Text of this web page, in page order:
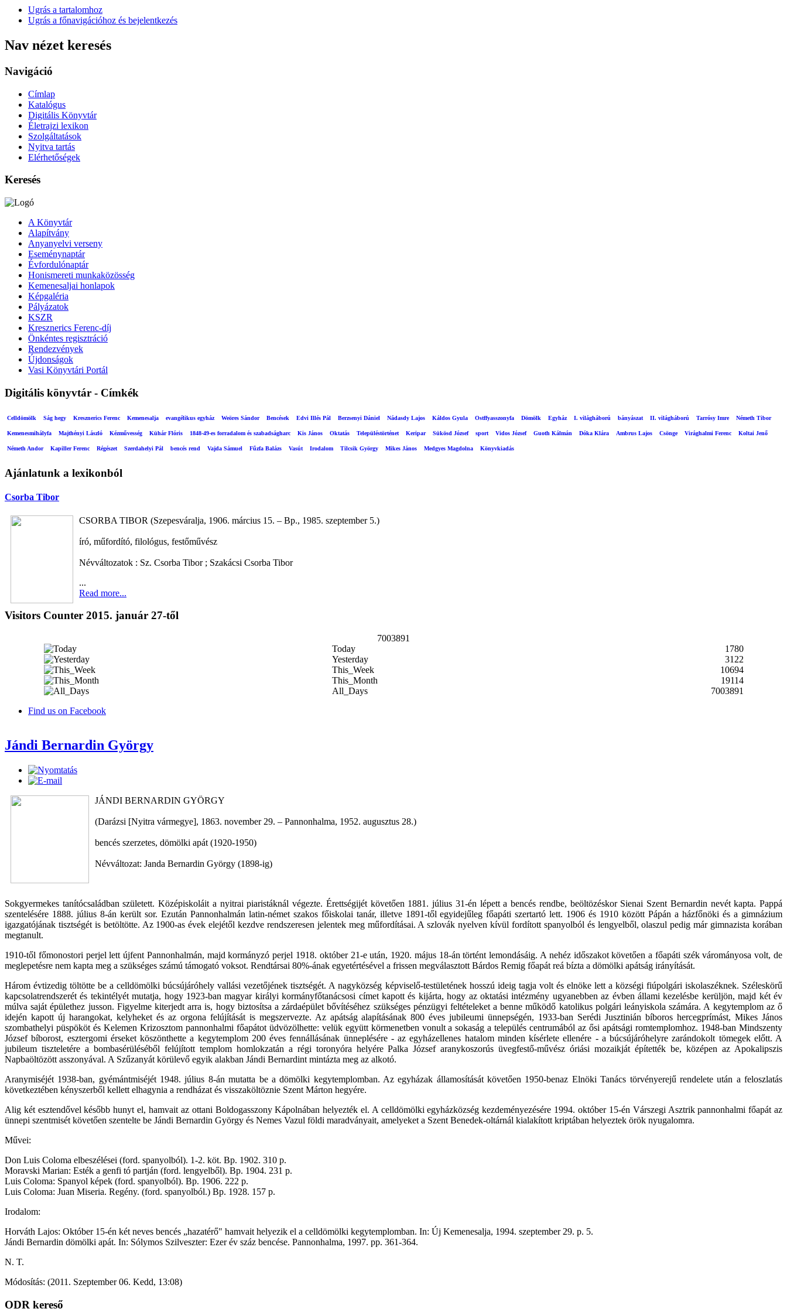
Ugrás a tartalomhoz
Ugrás a főnavigációhoz és bejelentkezés
Nav nézet keresés
Navigáció
Címlap
Katalógus
Digitális Könyvtár
Életrajzi lexikon
Szolgáltatások
Nyitva tartás
Elérhetőségek
Keresés
A Könyvtár
Alapítvány
Anyanyelvi verseny
Eseménynaptár
Évfordulónaptár
Honismereti munkaközösség
Kemenesaljai honlapok
Képgaléria
Pályázatok
KSZR
Kresznerics Ferenc-díj
Önkéntes regisztráció
Rendezvények
Újdonságok
Vasi Könyvtári Portál
Digitális könyvtár - Címkék
Celldömölk Ság hegy Kresznerics Ferenc Kemenesalja evangélikus egyház Weöres Sándor Bencések Edvi Illés Pál Berzsenyi Dániel Nádasdy Lajos Káldos Gyula Ostffyasszonyfa Dömölk Egyház I. világháború bányászat II. világháború Tarrósy Imre Németh Tibor
Kemenesmihályfa Majthényi László Kézművesség Kühár Flóris 1848-49-es forradalom és szabadságharc Kis János Oktatás Településtörténet Keripar Sükösd József sport Vidos József Guoth Kálmán Dóka Klára Ambrus Lajos Csönge Virághalmi Ferenc Koltai Jenő
Németh Andor Kapiller Ferenc Régészet Szerdahelyi Pál bencés rend Vajda Sámuel Fűzfa Balázs Vasút Irodalom Tilcsik György Mikes János Medgyes Magdolna Könyvkiadás
Ajánlatunk a lexikonból
Csorba Tibor
CSORBA TIBOR (Szepesváralja, 1906. március 15. – Bp., 1985. szeptember 5.)
író, műfordító, filológus, festőművész
Névváltozatok : Sz. Csorba Tibor ; Szakácsi Csorba Tibor
...
Read more...
Visitors Counter 2015. január 27-től
7003891
Today
1780
Yesterday
3122
This_Week
10694
This_Month
19114
All_Days
7003891
Find us on Facebook
Jándi Bernardin György
JÁNDI BERNARDIN GYÖRGY
(Darázsi [Nyitra vármegye], 1863. november 29. – Pannonhalma, 1952. augusztus 28.)
bencés szerzetes, dömölki apát (1920-1950)
Névváltozat: Janda Bernardin György (1898-ig)
Sokgyermekes tanítócsaládban született. Középiskoláit a nyitrai piaristáknál végezte. Érettségijét követően 1881. július 31-én lépett a bencés rendbe, beöltözéskor Sienai Szent Bernardin nevét kapta. Pappá
szentelésére 1888. július 8-án került sor. Ezután Pannonhalmán latin-német szakos főiskolai tanár, illetve 1891-től egyidejűleg főapáti szertartó lett. 1906 és 1910 között Pápán a házfőnöki és a gimnázium
igazgatójának tisztségét is betöltötte. Az 1900-as évek elejétől kezdve rendszeresen jelentek meg műfordításai. A szlovák nyelven kívül fordított spanyolból és lengyelből, olaszul pedig már gimnazista korában
megtanult.
1910-től főmonostori perjel lett újfent Pannonhalmán, majd kormányzó perjel 1918. október 21-e után, 1920. május 18-án történt lemondásáig. A nehéz időszakot követően a főapáti szék várományosa volt, de
meglepetésre nem kapta meg a szükséges számú támogató voksot. Rendtársai 80%-ának egyetértésével a frissen megválasztott Bárdos Remig főapát reá bízta a dömölki apátság irányítását.
Három évtizedig töltötte be a celldömölki búcsújáróhely vallási vezetőjének tisztségét. A nagyközség képviselő-testületének hosszú ideig tagja volt és elnöke lett a községi fiúpolgári iskolaszéknek. Széleskörű
kapcsolatrendszerét és tekintélyét mutatja, hogy 1923-ban magyar királyi kormányfőtanácsosi címet kapott és kijárta, hogy az oktatási intézmény ugyanebben az évben állami kezelésbe kerüljön, majd két év
múlva saját épülethez jusson. Figyelme kiterjedt arra is, hogy biztosítsa a zárdaépület bővítéséhez szükséges pénzügyi feltételeket a benne működő katolikus polgári leányiskola számára. A kegytemplom az ő
idején kapott új harangokat, kelyheket és az orgona felújítását is megszervezte. Az apátság alapításának 800 éves jubileumi ünnepségén, 1933-ban Serédi Jusztinián bíboros hercegprímást, Mikes János
szombathelyi püspököt és Kelemen Krizosztom pannonhalmi főapátot üdvözölhette: velük együtt körmenetben vonult a sokaság a település centrumából az ősi apátsági romtemplomhoz. 1948-ban Mindszenty
József bíborost, esztergomi érseket köszönthette a kegytemplom 200 éves fennállásának ünneplésére - az egyházellenes hatalom minden kísérlete ellenére - a búcsújáróhelyre zarándokolt tömegek előtt. A
jubileum tiszteletére a bombasérüléséből felújított templom homlokzatán a régi toronyóra helyére Palka József aranykoszorús üvegfestő-művész óriási mozaikját építették be, középen az Apokalipszis
Napbaöltözött asszonyával. A Szűzanyát körülevő egyik alakban Jándi Bernardint mintázta meg az alkotó.
Aranymiséjét 1938-ban, gyémántmiséjét 1948. július 8-án mutatta be a dömölki kegytemplomban. Az egyházak államosítását követően 1950-benaz Elnöki Tanács törvényerejű rendelete után a feloszlatás
következtében kényszerből kellett elhagynia a rendházat és visszaköltöznie Szent Márton hegyére.
Alig két esztendővel később hunyt el, hamvait az ottani Boldogasszony Kápolnában helyezték el. A celldömölki egyházközség kezdeményezésére 1994. október 15-én Várszegi Asztrik pannonhalmi főapát az
ünnepi szentmisét követően szentelte be Jándi Bernardin György és Nemes Vazul földi maradványait, amelyeket a Szent Benedek-oltárnál kialakított kriptában helyeztek örök nyugalomra.
Művei:
Don Luis Coloma elbeszélései (ford. spanyolból). 1-2. köt. Bp. 1902. 310 p.
Moravski Marian: Esték a genfi tó partján (ford. lengyelből). Bp. 1904. 231 p.
Luis Coloma: Spanyol képek (ford. spanyolból). Bp. 1906. 222 p.
Luis Coloma: Juan Miseria. Regény. (ford. spanyolból.) Bp. 1928. 157 p.
Irodalom:
Horváth Lajos: Október 15-én két neves bencés „hazatérő" hamvait helyezik el a celldömölki kegytemplomban. In: Új Kemenesalja, 1994. szeptember 29. p. 5.
Jándi Bernardin dömölki apát. In: Sólymos Szilveszter: Ezer év száz bencése. Pannonhalma, 1997. pp. 361-364.
N. T.
Módosítás: (2011. Szeptember 06. Kedd, 13:08)
ODR kereső